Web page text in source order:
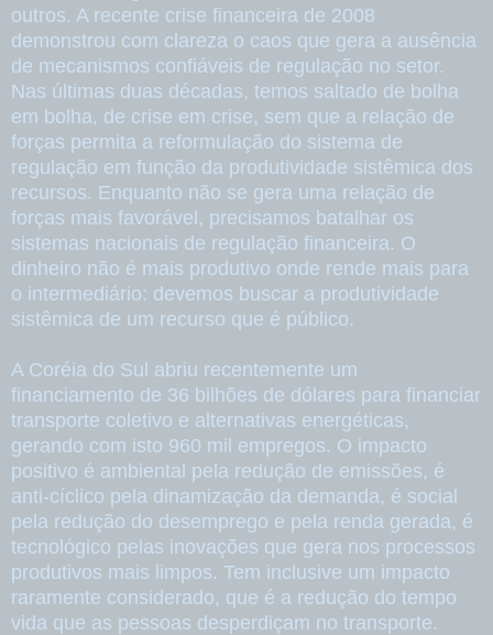
outros. A recente crise financeira de 2008
demonstrou com clareza o caos que gera a ausência
de mecanismos confiáveis de regulação no setor.
Nas últimas duas décadas, temos saltado de bolha
em bolha, de crise em crise, sem que a relação de
forças permita a reformulação do sistema de
regulação em função da produtividade sistêmica dos
recursos. Enquanto não se gera uma relação de
forças mais favorável, precisamos batalhar os
sistemas nacionais de regulação financeira. O
dinheiro não é mais produtivo onde rende mais para
o intermediário: devemos buscar a produtividade
sistêmica de um recurso que é público.
A Coréia do Sul abriu recentemente um
financiamento de 36 bilhões de dólares para financiar
transporte coletivo e alternativas energéticas,
gerando com isto 960 mil empregos. O impacto
positivo é ambiental pela redução de emissões, é
anti-cíclico pela dinamização da demanda, é social
pela redução do desemprego e pela renda gerada, é
tecnológico pelas inovações que gera nos processos
produtivos mais limpos. Tem inclusive um impacto
raramente considerado, que é a redução do tempo
vida que as pessoas desperdiçam no transporte.